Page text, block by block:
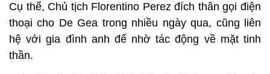
Cụ thể, Chủ tịch Florentino Perez đích thân gọi điện
thoại cho De Gea trong nhiều ngày qua, cũng liên
hệ với gia đình anh để nhờ tác động về mặt tinh
thần.